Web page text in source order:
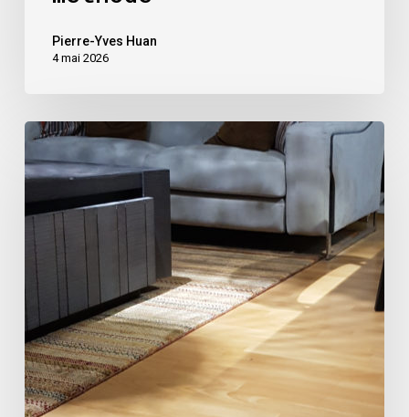
Pierre-Yves Huan
4 mai 2026
Comment
j’ai
réaménagé
un
espace